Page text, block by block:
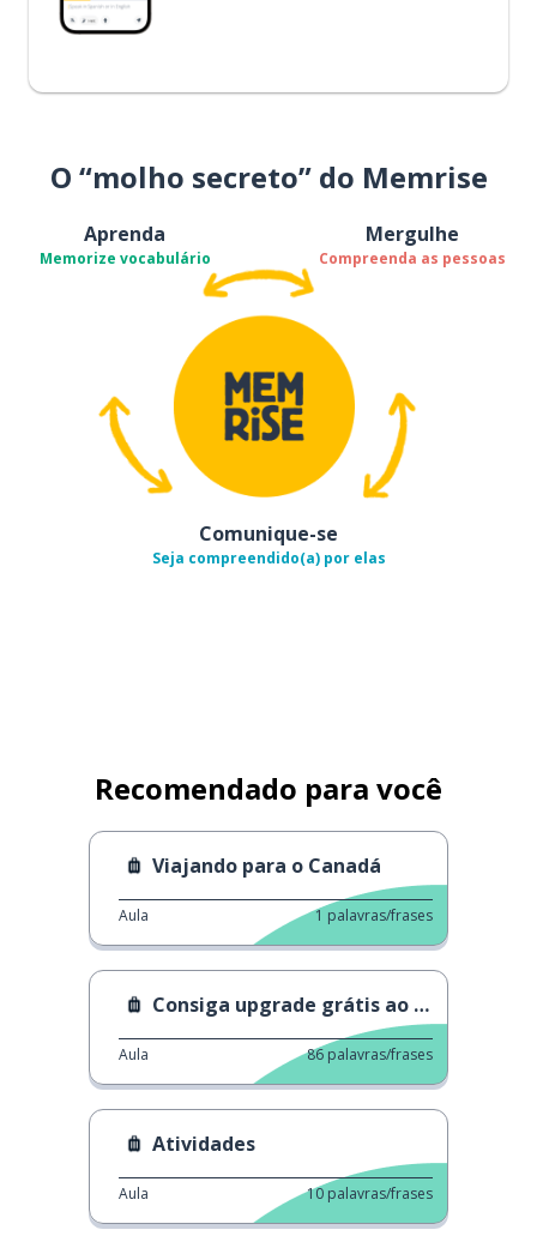
O “molho secreto” do Memrise
Aprenda
Memorize vocabulário
Mergulhe
Compreenda as pessoas
Comunique-se
Seja compreendido(a) por elas
Recomendado para você
Viajando para o Canadá
Aula 1 palavras/frases
Consiga upgrade grátis ao viajar
Aula 86 palavras/frases
Atividades
Aula 10 palavras/frases